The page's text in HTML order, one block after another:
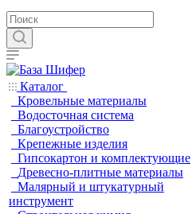
Каталог
Кровельные материалы
Водосточная система
Благоустройство
Крепежные изделия
Гипсокартон и комплектующие
Древесно-плитные материалы
Малярный и штукатурный
инструмент